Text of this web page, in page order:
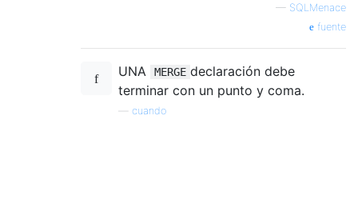
— SQLMenace
fuente
UNA MERGE declaración debe
terminar con un punto y coma.
cuando